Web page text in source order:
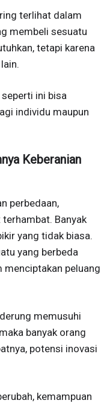
terlihat dalam
membeli sesuatu
tetapi karena
ini bisa
individu maupun
Keberanian
perbedaan,
Banyak
yang tidak biasa.
yang berbeda
peluang
memusuhi
banyak orang
potensi inovasi
kemampuan